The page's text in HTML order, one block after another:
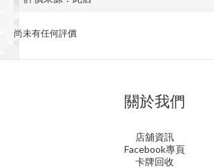
尚未有任何評價
關於我們
店舖資訊
Facebook專頁
卡牌回收